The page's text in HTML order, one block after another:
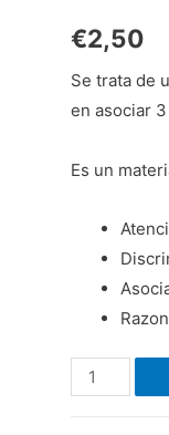
€2,50
Se trata de
en asociar
Es un